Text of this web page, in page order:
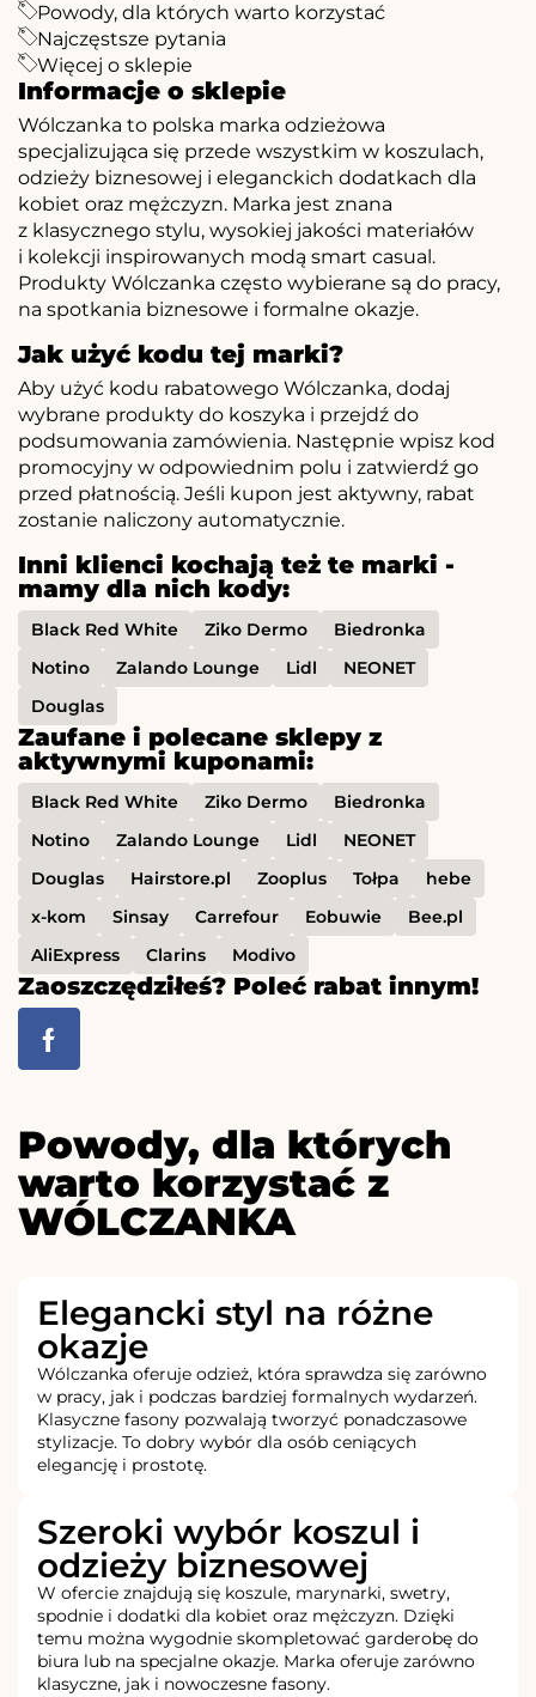
Powody, dla których warto korzystać
Najczęstsze pytania
Więcej o sklepie
Informacje o sklepie
Wólczanka to polska marka odzieżowa
specjalizująca się przede wszystkim w koszulach,
odzieży biznesowej i eleganckich dodatkach dla
kobiet oraz mężczyzn. Marka jest znana
z klasycznego stylu, wysokiej jakości materiałów
i kolekcji inspirowanych modą smart casual.
Produkty Wólczanka często wybierane są do pracy,
na spotkania biznesowe i formalne okazje.
Jak użyć kodu tej marki?
Aby użyć kodu rabatowego Wólczanka, dodaj
wybrane produkty do koszyka i przejdź do
podsumowania zamówienia. Następnie wpisz kod
promocyjny w odpowiednim polu i zatwierdź go
przed płatnością. Jeśli kupon jest aktywny, rabat
zostanie naliczony automatycznie.
Inni klienci kochają też te marki -
mamy dla nich kody:
Black Red White Ziko Dermo
Biedronka
Notino
Zalando Lounge Lidl
NEONET
Douglas
Zaufane i polecane sklepy z
aktywnymi kuponami:
Black Red White Ziko Dermo
Biedronka
Notino
Zalando Lounge Lidl
NEONET
Douglas
Hairstore.pl Zooplus Tołpa
hebe
x-kom
Sinsay Carrefour Eobuwie
Bee.pl
AliExpress
Clarins Modivo
Zaoszczędziłeś? Poleć rabat innym!
Powody, dla których
warto korzystać z
WÓLCZANKA
Elegancki styl na różne
okazje
Wólczanka oferuje odzież, która sprawdza się zarówno
w pracy, jak i podczas bardziej formalnych wydarzeń.
Klasyczne fasony pozwalają tworzyć ponadczasowe
stylizacje. To dobry wybór dla osób ceniących
elegancję i prostotę.
Szeroki wybór koszul i
odzieży biznesowej
W ofercie znajdują się koszule, marynarki, swetry,
spodnie i dodatki dla kobiet oraz mężczyzn. Dzięki
temu można wygodnie skompletować garderobę do
biura lub na specjalne okazje. Marka oferuje zarówno
klasyczne, jak i nowoczesne fasony.